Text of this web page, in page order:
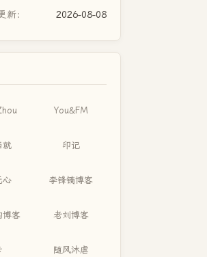
新： 2026-08-08
You&FM
就 印记
心 李锋镝博客
博客 老刘博客
随风沐虐